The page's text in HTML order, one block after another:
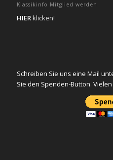
Klassikinfo Mitglied werden
HIERklicken!
Schreiben Sie uns eine Mail
Sie den Spenden-Button. Vielen